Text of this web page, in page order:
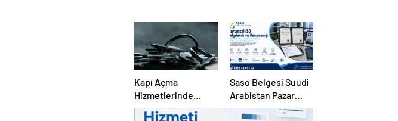
Kapı Açma
Hizmetlerinde
Karmaşık Sorunlara
Saso Belgesi Suudi
Arabistan Pazar
Erişimini Sağlar